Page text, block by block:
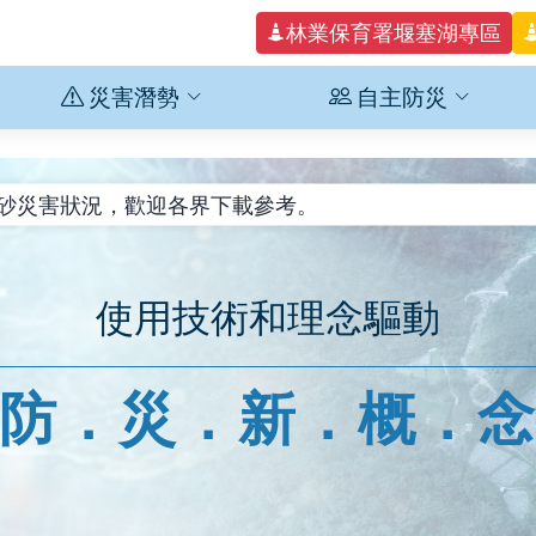
林業保育署堰塞湖專區
災害潛勢 自主防災
災害狀況，歡迎各界下載參考。
湖專區頁面，歡迎各界瀏覽參考。
災害狀況，歡迎各界下載參考。
文青里於115年3月1日起行政區域調整，「桃市
防災社區金質、銀質、銅質認證名單，計9處金質社
險區42處：經檢討0728豪雨災區，新增高雄市1處二
使用技術和理念驅動
防．災．新．概．念